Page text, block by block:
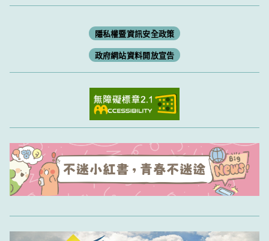
隱私權暨資訊安全政策
政府網站資料開放宣告